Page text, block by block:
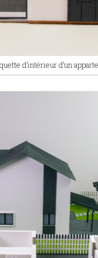
d’intérieur d’un